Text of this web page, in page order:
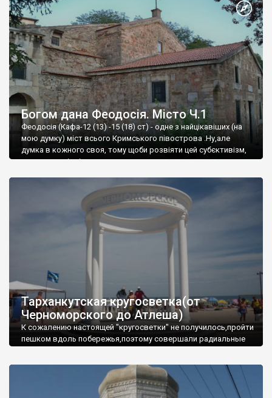
Богом дана Феодосія. Місто Ч.1
Феодосія (Кафа-12 (13) -15 (18) ст) - одне з найцікавіших (на
мою думку) міст всього Кримського півострова .Ну,але
думка в кожного своя, тому щоби розвіяти цей субєктивізм,
запрошую відвідати це
Тарханкутская кругосветка(от
Черноморского до Атлеша)
К сожалению настоящей "кругосветки" не получилось,пройти
пешком вдоль побережья,поэтому совершали радиальные